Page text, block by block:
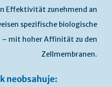
Effektivität zunehmend an
spezifische biologische
– mit hoher Affinität zu den
Zellmembranen.
neobsahuje: